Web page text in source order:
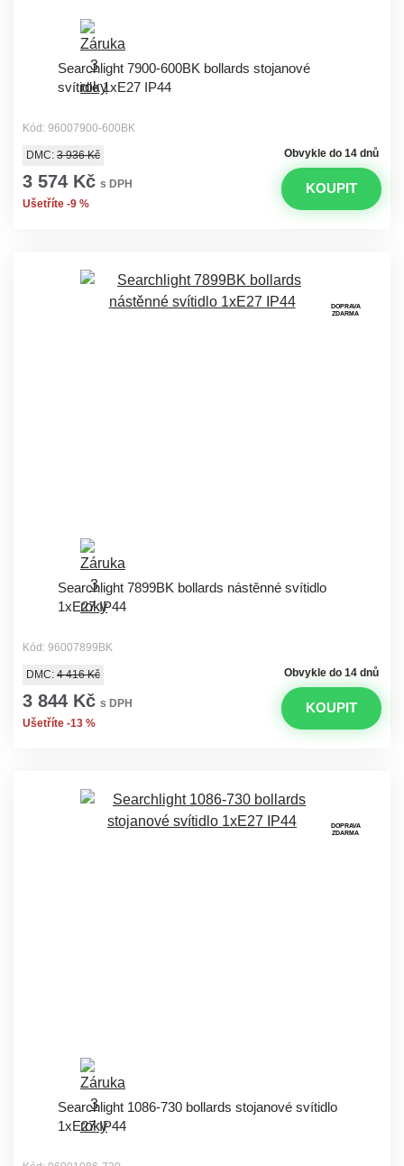
Searchlight 7900-600BK bollards stojanové
svítidlo 1xE27 IP44
Kód: 96007900-600BK
Obvykle do 14 dnů
DMC: 3 936 Kč
3 574 Kč s DPH
Ušetříte -9 %
KOUPIT
DOPRAVA
ZDARMA
Searchlight 7899BK bollards nástěnné svítidlo
1xE27 IP44
Kód: 96007899BK
Obvykle do 14 dnů
DMC: 4 416 Kč
3 844 Kč s DPH
Ušetříte -13 %
KOUPIT
DOPRAVA
ZDARMA
Searchlight 1086-730 bollards stojanové svítidlo
1xE27 IP44